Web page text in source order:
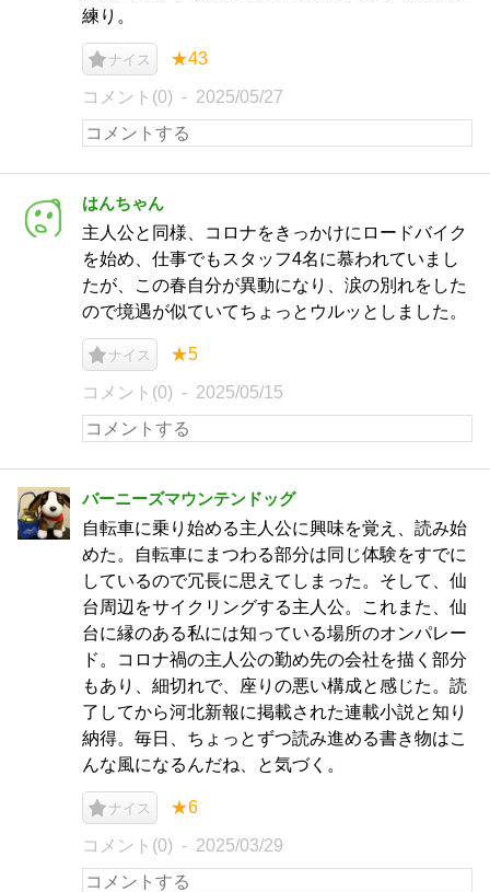
練り。
ナイス ★43
コメント(0) 2025/05/27
はんちゃん
主人公と同様、コロナをきっかけにロードバイク
を始め、仕事でもスタッフ4名に慕われていまし
たが、この春自分が異動になり、涙の別れをした
ので境遇が似ていてちょっとウルッとしました。
ナイス ★5
コメント(0) 2025/05/15
バーニーズマウンテンドッグ
自転車に乗り始める主人公に興味を覚え、読み始
めた。自転車にまつわる部分は同じ体験をすでに
しているので冗長に思えてしまった。そして、仙
台周辺をサイクリングする主人公。これまた、仙
台に縁のある私には知っている場所のオンパレー
ド。コロナ禍の主人公の勤め先の会社を描く部分
もあり、細切れで、座りの悪い構成と感じた。読
了してから河北新報に掲載された連載小説と知り
納得。毎日、ちょっとずつ読み進める書き物はこ
んな風になるんだね、と気づく。
ナイス ★6
コメント(0) 2025/03/29